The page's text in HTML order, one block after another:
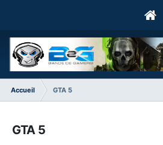
Accueil GTA 5
GTA 5